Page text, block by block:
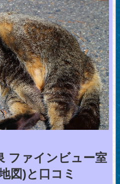
ファインビュー室
図)と口コミ